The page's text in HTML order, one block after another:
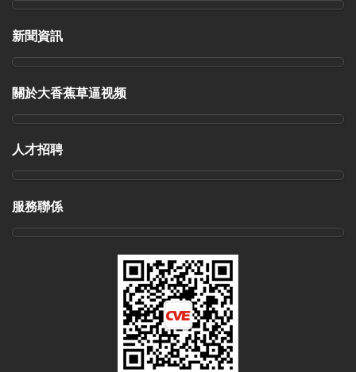
新聞資訊
關於大香蕉草逼视频
人才招聘
服務聯係